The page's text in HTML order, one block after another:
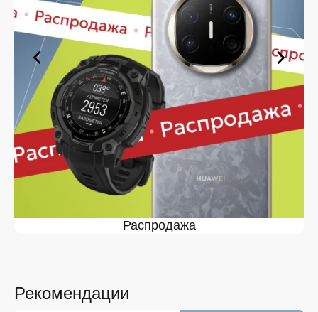
Ассортимент Honor 90 в магазине
iSpace в Липецке
На нашей торговой платформе представлен широкий
выбор продукции. Среди ассортимента, как новинки
рынка, так и проверенные временем модели. Каждый
продукт в каталоге соответствует стандартам
качества. Вы можете выбрать и заказать Honor 90 в
Липецке в удобной конфигурации и с доступной
ценой.
Мы постоянно обновляем ассортимент, отслеживаем
наличие, поддерживаем актуальность информации,
касающейся цен и наличия. Благодаря этому клиенты
получают лучшие предложения и экономят своё
время. Преимущества покупки у нас:
Подтверждённое наличие на складе.
Распродажа
Рекомендации